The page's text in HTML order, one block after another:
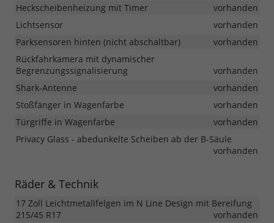
Heckscheibenheizung mit Timer
vorhanden
Lichtsensor
vorhanden
Parksensoren hinten (nicht abschaltbar)
vorhanden
Rückfahrkamera mit dynamischer
Begrenzungssignalisierung
vorhanden
Shark-Antenne
vorhanden
Stoßfänger in Wagenfarbe
vorhanden
Türgriffe in Wagenfarbe
vorhanden
Privacy Glass - abedunkelte Scheiben ab der B-Säule
vorhanden
Räder & Technik
17 Zoll Leichtmetallfelgen im N Line Design mit Bereifung
215/45 R17
vorhanden